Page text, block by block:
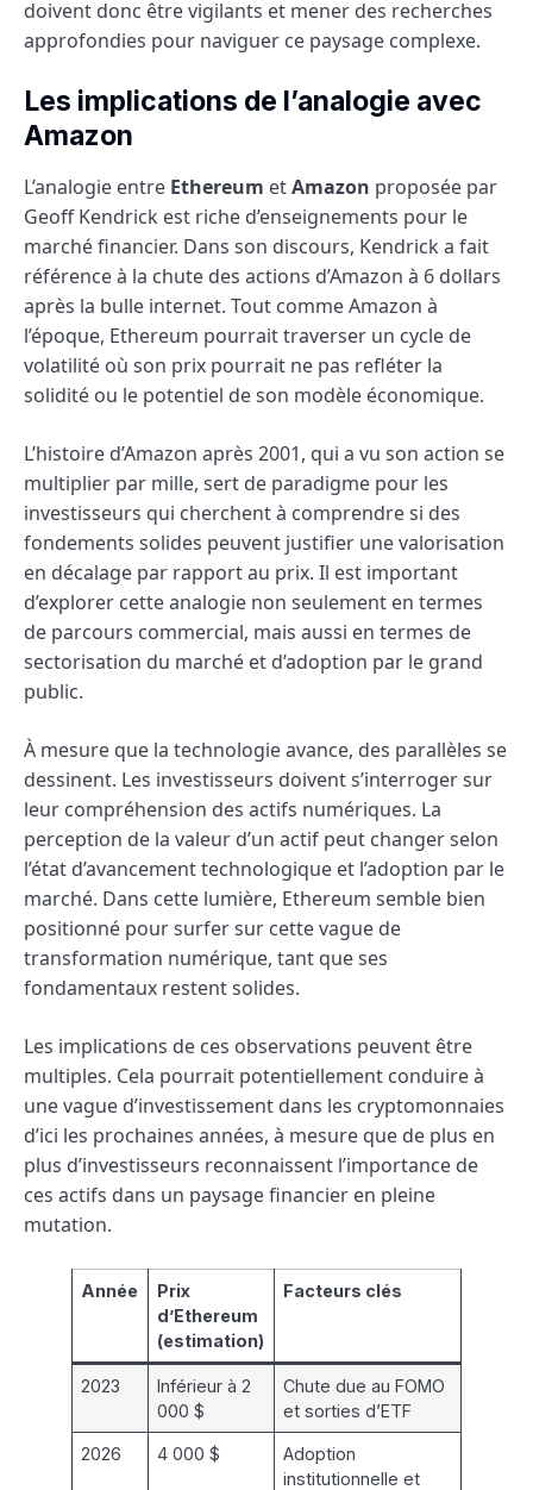
doivent donc être vigilants et mener des recherches
approfondies pour naviguer ce paysage complexe.
Les implications de l’analogie avec
Amazon
L’analogie entre Ethereum etAmazon proposée par
Geoff Kendrick est riche d’enseignements pour le
marché financier. Dans son discours, Kendrick a fait
référence à la chute des actions d’Amazon à 6 dollars
après la bulle internet. Tout comme Amazon à
l’époque, Ethereum pourrait traverser un cycle de
volatilité où son prix pourrait ne pas refléter la
solidité ou le potentiel de son modèle économique.
L’histoire d’Amazon après 2001, qui a vu son action se
multiplier par mille, sert de paradigme pour les
investisseurs qui cherchent à comprendre si des
fondements solides peuvent justifier une valorisation
en décalage par rapport au prix. Il est important
d’explorer cette analogie non seulement en termes
de parcours commercial, mais aussi en termes de
sectorisation du marché et d’adoption par le grand
public.
À mesure que la technologie avance, des parallèles se
dessinent. Les investisseurs doivent s’interroger sur
leur compréhension des actifs numériques. La
perception de la valeur d’un actif peut changer selon
l’état d’avancement technologique et l’adoption par le
marché. Dans cette lumière, Ethereum semble bien
positionné pour surfer sur cette vague de
transformation numérique, tant que ses
fondamentaux restent solides.
Les implications de ces observations peuvent être
multiples. Cela pourrait potentiellement conduire à
une vague d’investissement dans les cryptomonnaies
d’ici les prochaines années, à mesure que de plus en
plus d’investisseurs reconnaissent l’importance de
ces actifs dans un paysage financier en pleine
mutation.
Année
Prix
d’Ethereum
(estimation)
Facteurs clés
2023
Inférieur à 2
000 $
Chute due au FOMO
et sorties d’ETF
2026 4 000 $
Adoption
institutionnelle et